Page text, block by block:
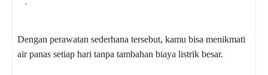
Dengan perawatan sederhana tersebut, kamu bisa menikmati
air panas setiap hari tanpa tambahan biaya listrik besar.